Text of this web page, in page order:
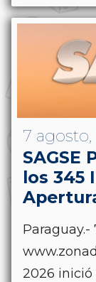
7 agosto,
SAGSE
los 345
Paraguay.-
2026 inició